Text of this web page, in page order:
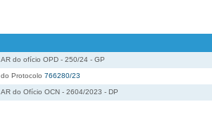
AR do ofício OPD - 250/24 - GP
do Protocolo 766280/23
AR do Ofício OCN - 2604/2023 - DP